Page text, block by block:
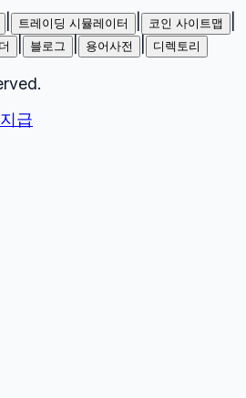
트레이딩 시뮬레이터 코인 사이트맵
블로그 용어사전 디렉토리
급